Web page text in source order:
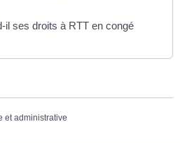
il ses droits à RTT en congé
et administrative